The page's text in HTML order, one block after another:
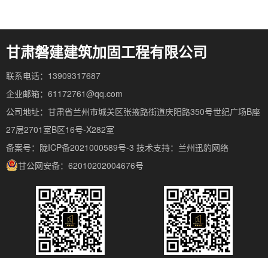
甘肃磐建建筑加固工程有限公司
联系电话：13909317687
企业邮箱：61172761@qq.com
公司地址：甘肃省兰州市城关区张掖路街道庆阳路350号世纪广场B座
27层2701室B区16号-X282室
备案号：陇ICP备2021000589号-3 技术支持： 兰州迅豹网络
甘公网安备：62010202004676号